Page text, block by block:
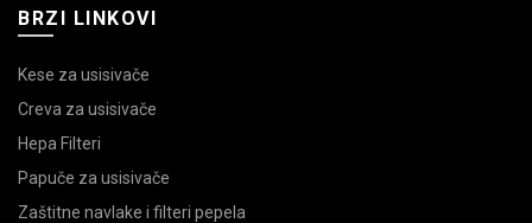
BRZI LINKOVI
Kese za usisivače
Creva za usisivače
Hepa Filteri
Papuče za usisivače
Zaštitne navlake i filteri pepela